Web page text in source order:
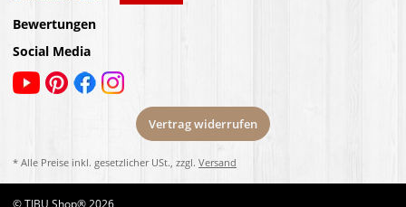
Bewertungen
Social Media
Vertrag widerrufen
* Alle Preise inkl. gesetzlicher USt., zzgl. Versand